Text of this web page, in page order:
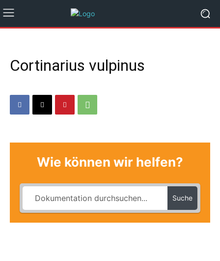
Cortinarius vulpinus
Wie können wir helfen?
Suche